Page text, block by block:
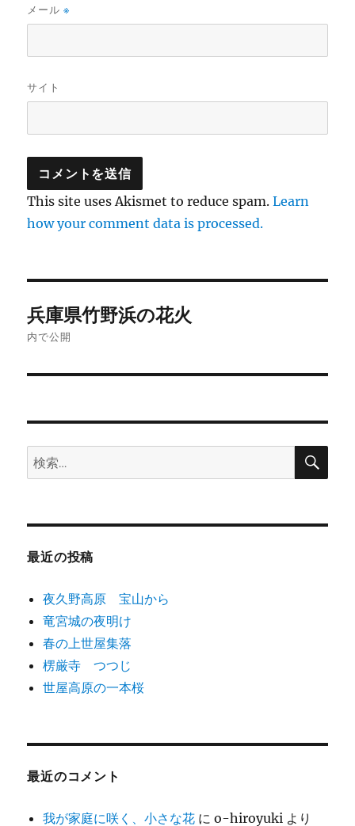
メール※
サイト
This site uses Akismet to reduce spam.Learn
how your comment data is processed.
稿
ゲ
ー
ョ
ン
兵庫県竹野浜の花火
内で公開
検
索:
検
最近の投稿
夜久野高原 宝山から
竜宮城の夜明け
春の上世屋集落
楞厳寺 つつじ
世屋高原の一本桜
最近のコメント
我が家庭に咲く、小さな花 にo-hiroyuki より